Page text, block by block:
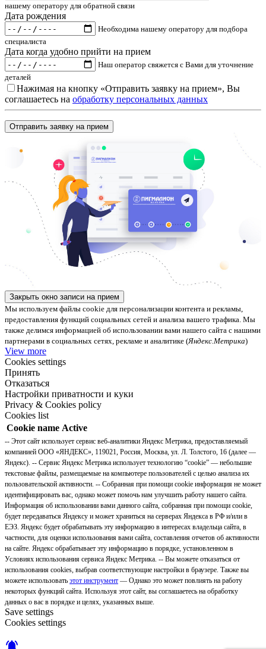
нашему оператору для обратной связи
Дата рождения
Необходима нашему оператору для подбора
специалиста
Дата когда удобно прийти на прием
Наш оператор свяжется с Вами для уточнение
деталей
Нажимая на кнопку «Отправить заявку на прием», Вы
соглашаетесь на обработку персональных данных
Закрыть окно записи на прием
Мы используем файлы cookie для персонализации контента и рекламы,
предоставления функций социальных сетей и анализа вашего трафика. Мы
также делимся информацией об использовании вами нашего сайта с нашими
партнерами в социальных сетях, рекламе и аналитике (Яндекс.Метрика)
View more
Cookies settings
Принять
Отказаться
Настройки приватности и куки
Privacy & Cookies policy
Cookies list
Cookie name Active
-- Этот сайт использует сервис веб-аналитики Яндекс Метрика, предоставляемый
компанией ООО «ЯНДЕКС», 119021, Россия, Москва, ул. Л. Толстого, 16 (далее —
Яндекс). -- Сервис Яндекс Метрика использует технологию “cookie” — небольшие
текстовые файлы, размещаемые на компьютере пользователей с целью анализа их
пользовательской активности. -- Собранная при помощи cookie информация не может
идентифицировать вас, однако может помочь нам улучшить работу нашего сайта.
Информация об использовании вами данного сайта, собранная при помощи cookie,
будет передаваться Яндексу и может храниться на серверах Яндекса в РФ и/или в
ЕЭЗ. Яндекс будет обрабатывать эту информацию в интересах владельца сайта, в
частности, для оценки использования вами сайта, составления отчетов об активности
на сайте. Яндекс обрабатывает эту информацию в порядке, установленном в
Условиях использования сервиса Яндекс Метрика. -- Вы можете отказаться от
использования cookies, выбрав соответствующие настройки в браузере. Также вы
можете использовать этот инструмент — Однако это может повлиять на работу
некоторых функций сайта. Используя этот сайт, вы соглашаетесь на обработку
данных о вас в порядке и целях, указанных выше.
Save settings
Cookies settings